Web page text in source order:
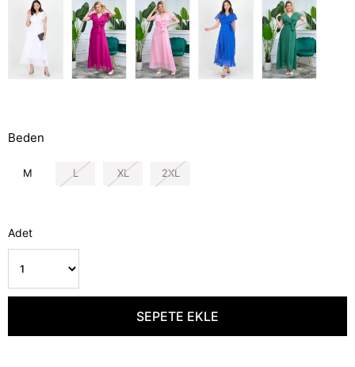
Beden
M L XL 2XL
Adet